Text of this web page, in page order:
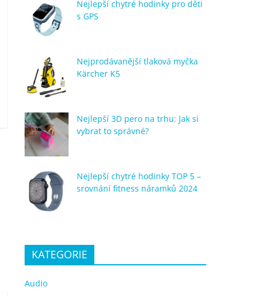
Nejlepší chytré hodinky pro děti
s GPS
Nejprodávanější tlaková myčka
Kärcher K5
Nejlepší 3D pero na trhu: Jak si
vybrat to správné?
Nejlepší chytré hodinky TOP 5 –
srovnání fitness náramků 2024
KATEGORIE
Audio